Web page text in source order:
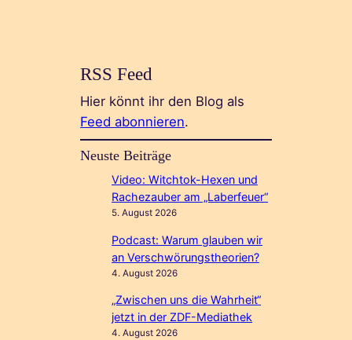
RSS Feed
Hier könnt ihr den Blog als
Feed abonnieren.
Neuste Beiträge
Video: Witchtok-Hexen und
Rachezauber am „Laberfeuer“
5. August 2026
Podcast: Warum glauben wir
an Verschwörungstheorien?
4. August 2026
„Zwischen uns die Wahrheit“
jetzt in der ZDF-Mediathek
4. August 2026